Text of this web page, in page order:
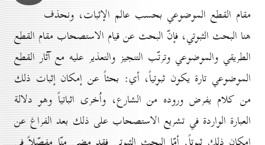
مقام القطع الموضوعي بحسب عالم الإثبات، ونحذف
هنا البحث الثبوتي، فإنّ البحث عن قيام الاستصحاب مقام القطع
الطريقي والموضوعي وترتّب التنجيز والتعذير عليه مع آثار القطع
الموضوعي تارة يكون ثبوتياً، أي: بحثاً عن إمكان إثبات ذلك
من كلام يفرض وروده من الشارع، واُخرى اثباتياً وهو دلالة
العبارة الواردة في تشريع الاستصحاب على ذلك بعد الفراغ عن